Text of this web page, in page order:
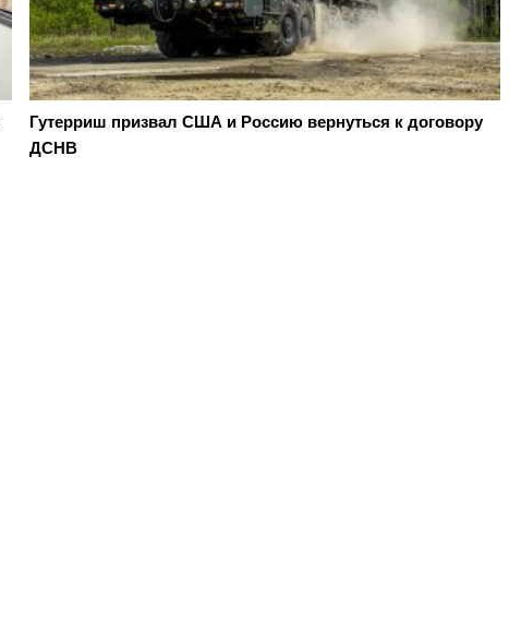
Гутерриш призвал США и Россию вернуться к договору
ДСНВ